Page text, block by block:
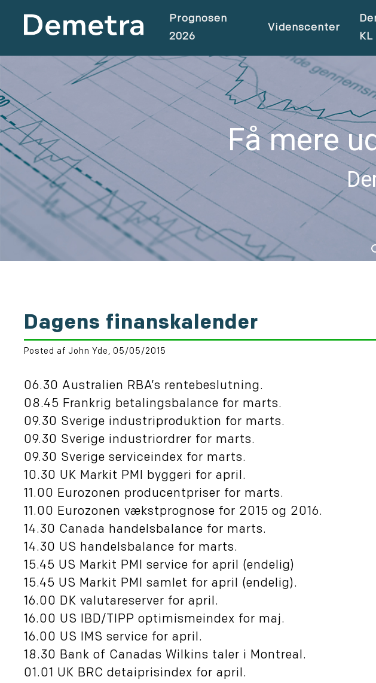
Prognosen
2026
Videnscenter
KL
Få mere
Dagens finanskalender
Posted af John Yde, 05/05/2015
06.30 Australien RBA’s rentebeslutning.
08.45 Frankrig betalingsbalance for marts.
09.30 Sverige industriproduktion for marts.
09.30 Sverige industriordrer for marts.
09.30 Sverige serviceindex for marts.
10.30 UK Markit PMI byggeri for april.
11.00 Eurozonen producentpriser for marts.
11.00 Eurozonen vækstprognose for 2015 og 2016.
14.30 Canada handelsbalance for marts.
14.30 US handelsbalance for marts.
15.45 US Markit PMI service for april (endelig)
15.45 US Markit PMI samlet for april (endelig).
16.00 DK valutareserver for april.
16.00 US IBD/TIPP optimismeindex for maj.
16.00 US IMS service for april.
18.30 Bank of Canadas Wilkins taler i Montreal.
01.01 UK BRC detaiprisindex for april.